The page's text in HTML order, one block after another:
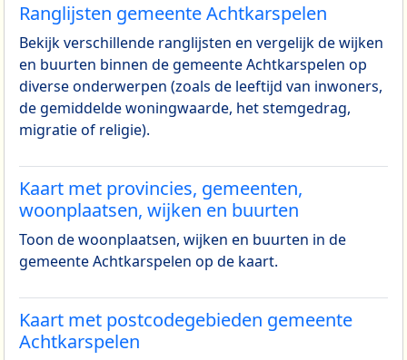
Ranglijsten gemeente Achtkarspelen
Bekijk verschillende ranglijsten en vergelijk de wijken
en buurten binnen de gemeente Achtkarspelen op
diverse onderwerpen (zoals de leeftijd van inwoners,
de gemiddelde woningwaarde, het stemgedrag,
migratie of religie).
Kaart met provincies, gemeenten,
woonplaatsen, wijken en buurten
Toon de woonplaatsen, wijken en buurten in de
gemeente Achtkarspelen op de kaart.
Kaart met postcodegebieden gemeente
Achtkarspelen